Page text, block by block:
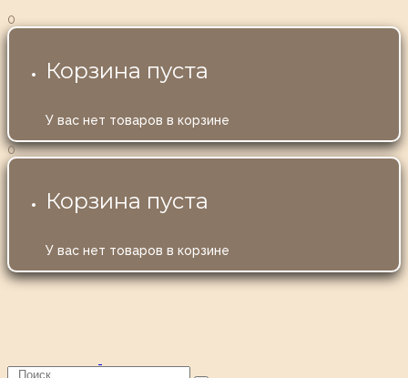
0
Корзина пуста
У вас нет товаров в корзине
0
Корзина пуста
У вас нет товаров в корзине